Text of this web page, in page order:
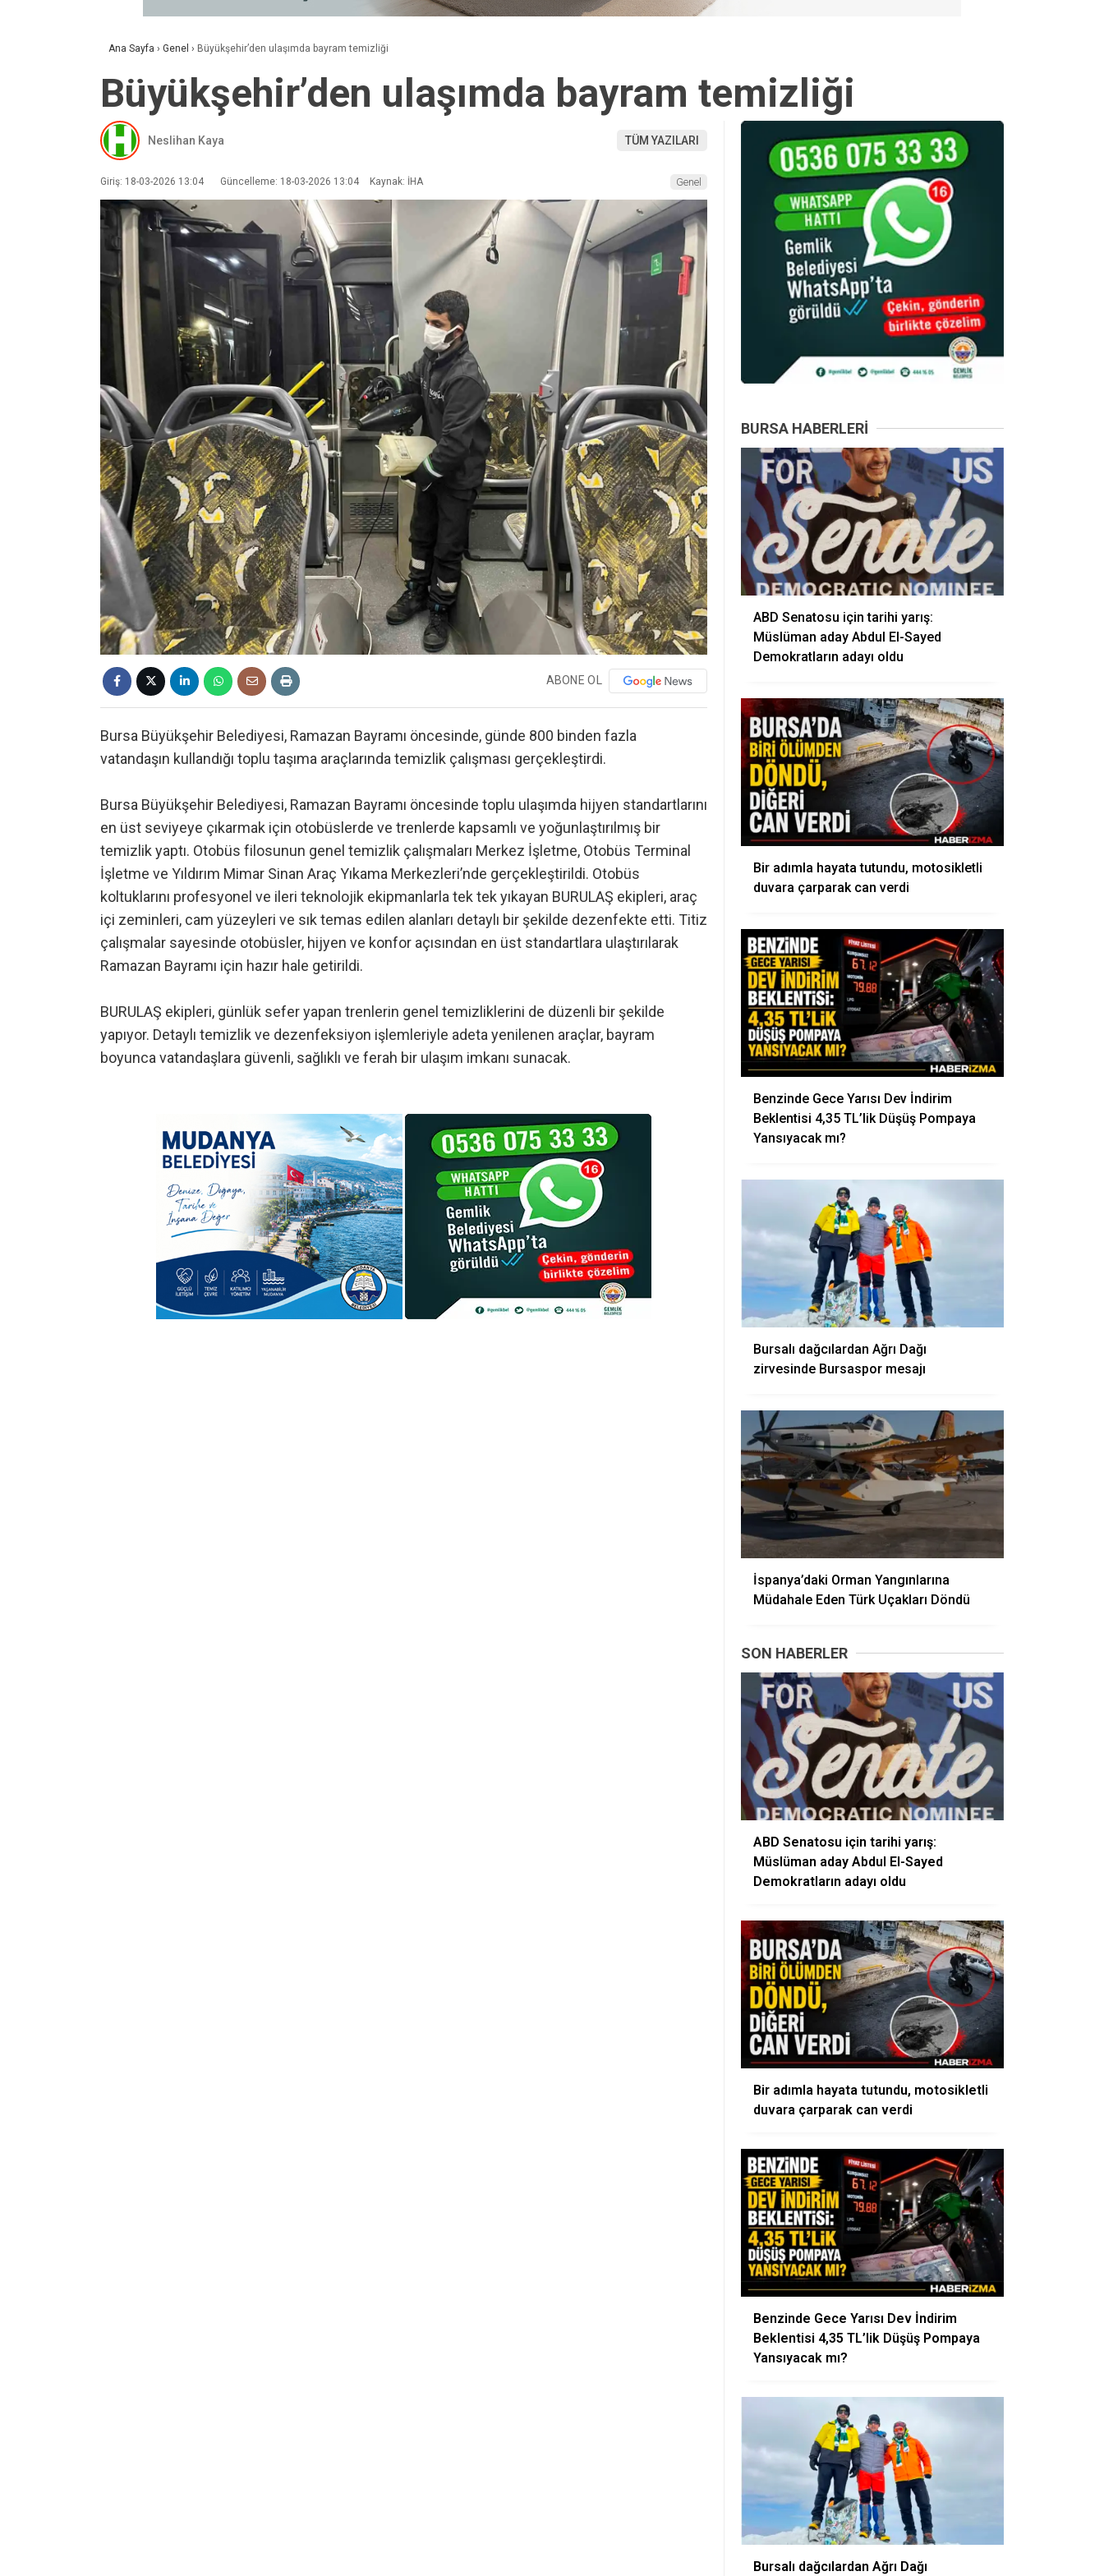
Ana Sayfa › Genel › Büyükşehir’den ulaşımda bayram temizliği
Büyükşehir’den ulaşımda bayram temizliği
Neslihan Kaya TÜM YAZILARI
Giriş: 18-03-2026 13:04 Güncelleme: 18-03-2026 13:04 Kaynak: İHA Genel
ABONE OL
Bursa Büyükşehir Belediyesi, Ramazan Bayramı öncesinde, günde 800 binden fazla
vatandaşın kullandığı toplu taşıma araçlarında temizlik çalışması gerçekleştirdi.
Bursa Büyükşehir Belediyesi, Ramazan Bayramı öncesinde toplu ulaşımda hijyen standartlarını
en üst seviyeye çıkarmak için otobüslerde ve trenlerde kapsamlı ve yoğunlaştırılmış bir
temizlik yaptı. Otobüs filosunun genel temizlik çalışmaları Merkez İşletme, Otobüs Terminal
İşletme ve Yıldırım Mimar Sinan Araç Yıkama Merkezleri’nde gerçekleştirildi. Otobüs
koltuklarını profesyonel ve ileri teknolojik ekipmanlarla tek tek yıkayan BURULAŞ ekipleri, araç
içi zeminleri, cam yüzeyleri ve sık temas edilen alanları detaylı bir şekilde dezenfekte etti. Titiz
çalışmalar sayesinde otobüsler, hijyen ve konfor açısından en üst standartlara ulaştırılarak
Ramazan Bayramı için hazır hale getirildi.
BURULAŞ ekipleri, günlük sefer yapan trenlerin genel temizliklerini de düzenli bir şekilde
yapıyor. Detaylı temizlik ve dezenfeksiyon işlemleriyle adeta yenilenen araçlar, bayram
boyunca vatandaşlara güvenli, sağlıklı ve ferah bir ulaşım imkanı sunacak.
BURSA HABERLERI
ABD Senatosu için tarihi yarış:
Müslüman aday Abdul El-Sayed
Demokratların adayı oldu
Bir adımla hayata tutundu, motosikletli
duvara çarparak can verdi
Benzinde Gece Yarısı Dev İndirim
Beklentisi 4,35 TL’lik Düşüş Pompaya
Yansıyacak mı?
Bursalı dağcılardan Ağrı Dağı
zirvesinde Bursaspor mesajı
İspanya’daki Orman Yangınlarına
Müdahale Eden Türk Uçakları Döndü
SON HABERLER
ABD Senatosu için tarihi yarış:
Müslüman aday Abdul El-Sayed
Demokratların adayı oldu
Bir adımla hayata tutundu, motosikletli
duvara çarparak can verdi
Benzinde Gece Yarısı Dev İndirim
Beklentisi 4,35 TL’lik Düşüş Pompaya
Yansıyacak mı?
Bursalı dağcılardan Ağrı Dağı